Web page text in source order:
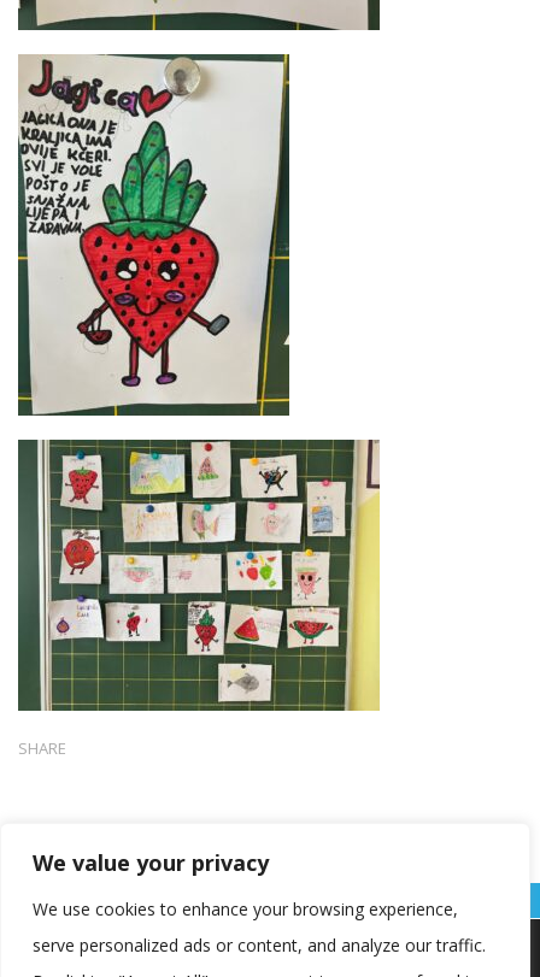
We value your privacy
We use cookies to enhance your browsing experience,
serve personalized ads or content, and analyze our traffic.
SHARE
Koristimo kolačiće kako bismo vam pružili najbolje iskustvo na
našoj web stranici.